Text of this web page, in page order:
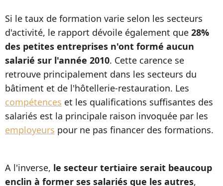
Si le taux de formation varie selon les secteurs
d'activité, le rapport dévoile également que 28%
des petites entreprises n'ont formé aucun
salarié sur l'année 2010. Cette carence se
retrouve principalement dans les secteurs du
bâtiment et de l'hôtellerie-restauration. Les
compétences et les qualifications suffisantes des
salariés est la principale raison invoquée par les
employeurs pour ne pas financer des formations.
A l'inverse, le secteur tertiaire serait beaucoup
enclin à former ses salariés que les autres,